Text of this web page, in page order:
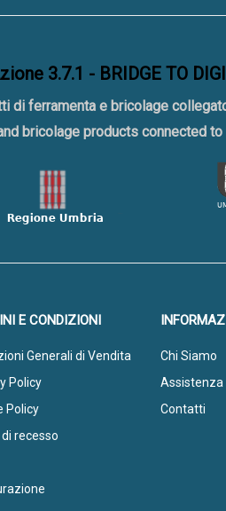
3.7.1 - BRIDGE TO
di ferramenta e bricolage
bricolage products connected to
Chi Siamo
Assistenza
Contatti
E CONDIZIONI
Generali di Vendita
Policy
Policy
recesso